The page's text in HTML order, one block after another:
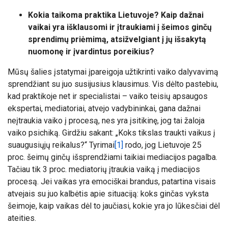
Kokia taikoma praktika Lietuvoje? Kaip dažnai
vaikai yra išklausomi ir įtraukiami į šeimos ginčų
sprendimų priėmimą, atsižvelgiant į jų išsakytą
nuomonę ir įvardintus poreikius?
Mūsų šalies įstatymai įpareigoja užtikrinti vaiko dalyvavimą
sprendžiant su juo susijusius klausimus. Vis dėlto pastebiu,
kad praktikoje net ir specialistai – vaiko teisių apsaugos
ekspertai, mediatoriai, atvejo vadybininkai, gana dažnai
neįtraukia vaiko į procesą, nes yra įsitikinę, jog tai žaloja
vaiko psichiką. Girdžiu sakant: „Koks tikslas traukti vaikus į
suaugusiųjų reikalus?“ Tyrimai[1] rodo, jog Lietuvoje 25
proc. šeimų ginčų išsprendžiami taikiai mediacijos pagalba.
Tačiau tik 3 proc. mediatorių įtraukia vaiką į mediacijos
procesą. Jei vaikas yra emociškai brandus, patartina visais
atvejais su juo kalbėtis apie situaciją: koks ginčas vyksta
šeimoje, kaip vaikas dėl to jaučiasi, kokie yra jo lūkesčiai dėl
ateities.